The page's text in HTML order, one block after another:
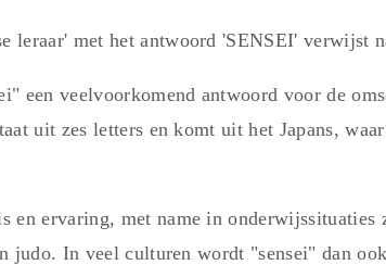
leraar' met het antwoord 'SENSEI' verwijst
een veelvoorkomend antwoord voor de
uit zes letters en komt uit het Japans,
en ervaring, met name in onderwijssituaties
judo. In veel culturen wordt "sensei" dan ook